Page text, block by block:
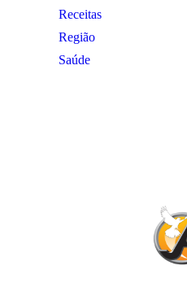
Receitas
Região
Saúde